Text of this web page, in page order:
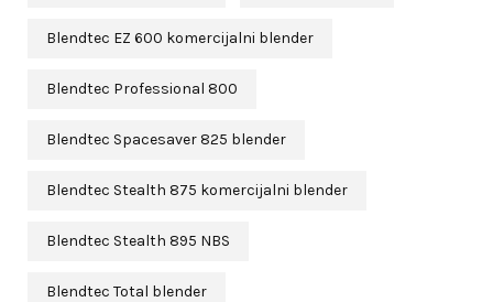
Blendtec EZ 600 komercijalni blender
Blendtec Professional 800
Blendtec Spacesaver 825 blender
Blendtec Stealth 875 komercijalni blender
Blendtec Stealth 895 NBS
Blendtec Total blender